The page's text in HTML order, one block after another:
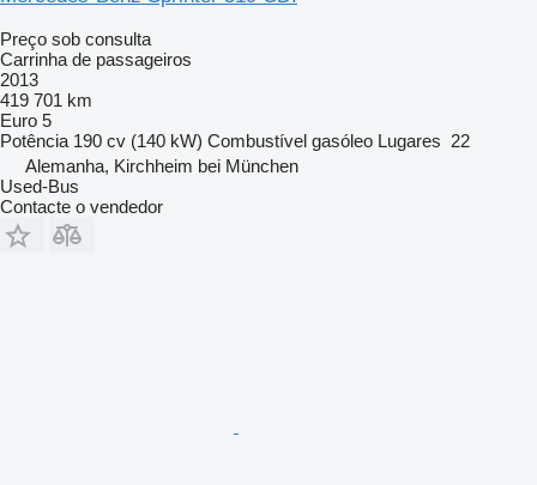
Preço sob consulta
Carrinha de passageiros
2013
419 701 km
Euro 5
Potência 190 cv (140 kW) Combustível gasóleo Lugares 22
Alemanha, Kirchheim bei München
Used-Bus
Contacte o vendedor